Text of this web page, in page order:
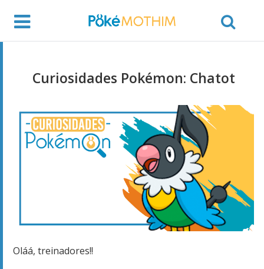
Curiosidades Pokémon: Chatot
Oláá, treinadores!!